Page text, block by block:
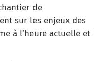
de
sur les enjeux des
à l’heure actuelle et